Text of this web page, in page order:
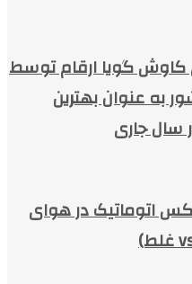
کاوش گویا ارقام توسط
به عنوان بهترین
سال جاری
اتوماتیک در هوای